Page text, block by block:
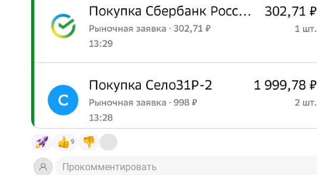
Новые покупки в портфель:
✅ 1 акция Сбербанк#SBERP
✅ 2 облигации СелоЗеленое 001Р-02
Дата погашения – 25.11.2027
Доходность к погашению – 18,76%
————————————
❗️Не является индивидуальной инвестиционной рекомендацией.
#покупки #портфель
9
Прокомментировать